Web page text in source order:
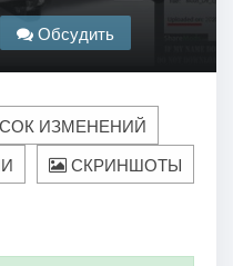
Обсудить
ИЗМЕНЕНИЙ
СКРИНШОТЫ